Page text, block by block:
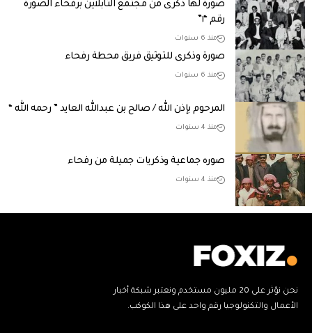
صورة لها ذكرى من مجتمع التابلاين برفحاء الصورة
رقم “١”
منذ 6 سنوات
صورة وذكرى للتوثيق فريق محطة رفحاء
منذ 6 سنوات
المرحوم بإذن الله / صالح بن عبدالله العايد ” رحمه الله “
منذ 4 سنوات
صوره جماعية وذكريات جميلة من رفحاء
منذ 4 سنوات
نحن نؤثر على 20 مليون مستخدم ونعتبر شبكة أخبار
الأعمال والتكنولوجيا رقم واحد على هذا الكوكب.